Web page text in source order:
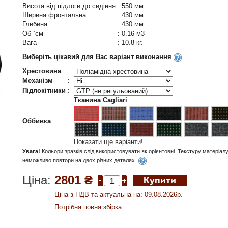
Висота від підлоги до сидіння : 550 мм
Ширина фронтальна
: 430 мм
Глибина
: 430 мм
Об `єм
: 0.16 м3
Вага
: 10.8 кг.
Виберіть цікавий для Вас варіант виконання
Хрестовина
:
Механізм
:
Підлокітники :
Оббивка :
Тканина Cagliari
Показати ще варіанти!
Увага! Кольори зразків слід використовувати як орієнтовні. Текстуру матеріалу
неможливо повтори на двох різних деталях.
Ціна: 2801 ₴
Ціна з ПДВ та актуальна на: 09.08.2026р.
Потрібна повна збірка.